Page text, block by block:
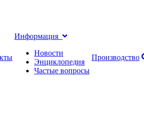
Информация
Новости
Энциклопедия
Частые вопросы
Производство